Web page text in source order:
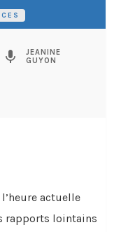
mic
JEANINE
GUYON
actuelle
rapports lointains